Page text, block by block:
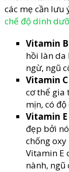
các mẹ cần lưu
chế độ dinh
Vitamin B
hồi làn da
ngừ, ngũ
Vitamin C
cơ thể gia
mịn, có
Vitamin E
đẹp bởi
chống
Vitamin E
nành, ngũ